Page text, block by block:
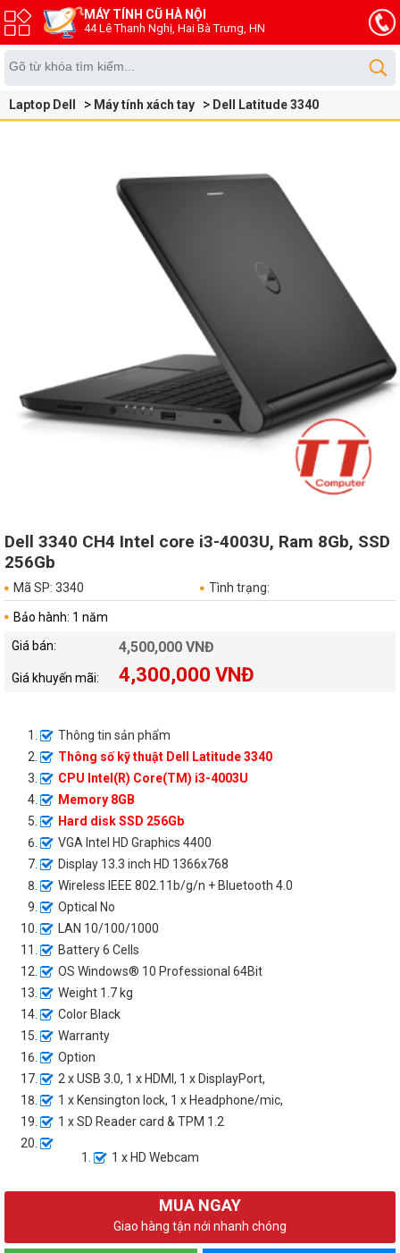
MÁY TÍNH CŨ HÀ NỘI
44 Lê Thanh Nghị, Hai Bà Trưng, HN
Laptop Dell Máy tính xách tay Dell Latitude 3340
Dell 3340 CH4 Intel core i3-4003U, Ram 8Gb, SSD
256Gb
Mã SP: 3340 Tình trạng:
Bảo hành: 1 năm
Giá bán:
4,500,000 VNĐ
Giá khuyến mãi: 4,300,000 VNĐ
Thông tin sản phẩm
Thông số kỹ thuật Dell Latitude 3340
CPU Intel(R) Core(TM) i3-4003U
Memory 8GB
Hard disk SSD 256Gb
VGA Intel HD Graphics 4400
Display 13.3 inch HD 1366x768
Wireless IEEE 802.11b/g/n + Bluetooth 4.0
Optical No
LAN 10/100/1000
Battery 6 Cells
OS Windows® 10 Professional 64Bit
Weight 1.7 kg
Color Black
Warranty
Option
2 x USB 3.0, 1 x HDMI, 1 x DisplayPort,
1 x Kensington lock, 1 x Headphone/mic,
1 x SD Reader card & TPM 1.2
1 x HD Webcam
MUA NGAY
Giao hàng tận nới nhanh chóng